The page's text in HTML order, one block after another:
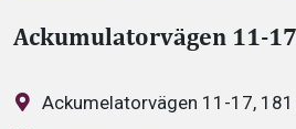
Ackumulatorvägen 11-17
Ackumelatorvägen 11-17,